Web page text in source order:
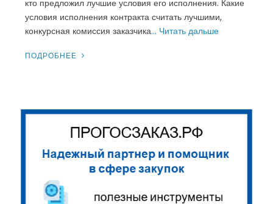
кто предложил лучшие условия его исполнения. Какие
условия исполнения контракта считать лучшими,
конкурсная комиссия заказчика… Читать дальше
ПОДРОБНЕЕ